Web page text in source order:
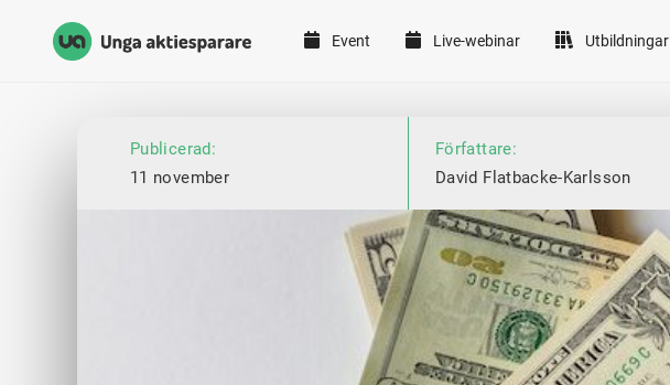
Unga Aktiesparare
Event Live-webinar Utbildningar
Publicerad:
11 november
Författare:
David Flatbacke-Karlsson